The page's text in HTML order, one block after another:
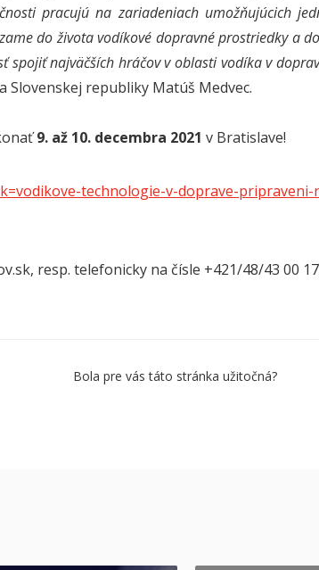
pracujú na zariadeniach umožňujúcich
do života vodíkové dopravné prostriedky a
najväčších hráčov v oblasti vodíka v
Slovenskej republiky Matúš Medvec.
9. až 10. decembra 2021 v Bratislave!
technologie-v-doprave-
resp. telefonicky na čísle +421/48/43 00
Bola pre vás táto stránka užitočná?